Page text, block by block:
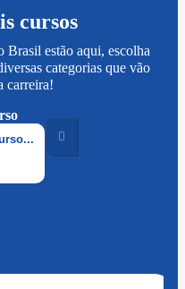
cursos
Brasil estão aqui, escolha
categorias que vão
carreira!